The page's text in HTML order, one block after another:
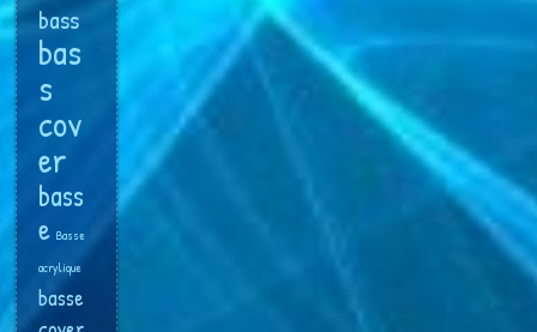
bass
bas
s
cov
er
bass
e Basse
acrylique
basse